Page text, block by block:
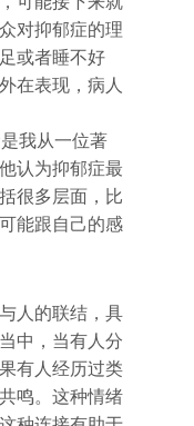
对抑郁症的理
或者睡不好
在表现，病人
我从一位著
认为抑郁症最
很多层面，比
能跟自己的感
人的联结，具
中，当有人分
有人经历过类
鸣。这种情绪